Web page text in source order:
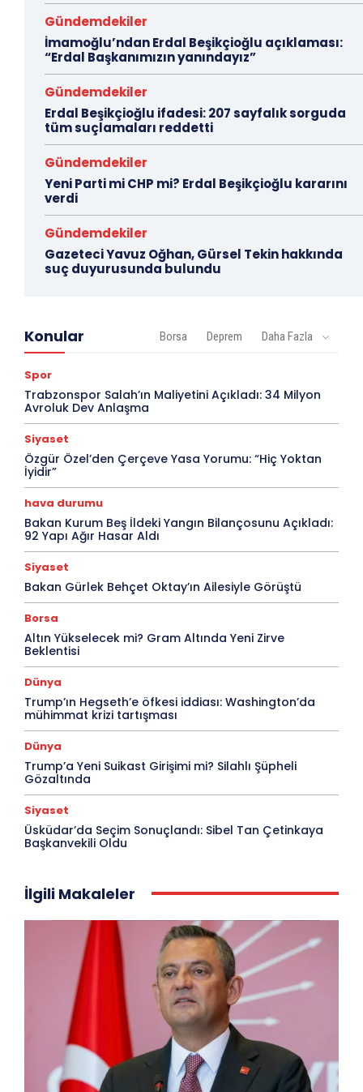
Gündemdekiler
İmamoğlu’ndan Erdal Beşikçioğlu açıklaması:
“Erdal Başkanımızın yanındayız”
Gündemdekiler
Erdal Beşikçioğlu ifadesi: 207 sayfalık sorguda
tüm suçlamaları reddetti
Gündemdekiler
Yeni Parti mi CHP mi? Erdal Beşikçioğlu kararını
verdi
Gündemdekiler
Gazeteci Yavuz Oğhan, Gürsel Tekin hakkında
suç duyurusunda bulundu
Konular Borsa Deprem Daha Fazla
Spor
Trabzonspor Salah’ın Maliyetini Açıkladı: 34 Milyon
Avroluk Dev Anlaşma
Siyaset
Özgür Özel’den Çerçeve Yasa Yorumu: “Hiç Yoktan
İyidir”
hava durumu
Bakan Kurum Beş İldeki Yangın Bilançosunu Açıkladı:
92 Yapı Ağır Hasar Aldı
Siyaset
Bakan Gürlek Behçet Oktay’ın Ailesiyle Görüştü
Borsa
Altın Yükselecek mi? Gram Altında Yeni Zirve
Beklentisi
Dünya
Trump’ın Hegseth’e öfkesi iddiası: Washington’da
mühimmat krizi tartışması
Dünya
Trump’a Yeni Suikast Girişimi mi? Silahlı Şüpheli
Gözaltında
Siyaset
Üsküdar’da Seçim Sonuçlandı: Sibel Tan Çetinkaya
Başkanvekili Oldu
İlgili Makaleler